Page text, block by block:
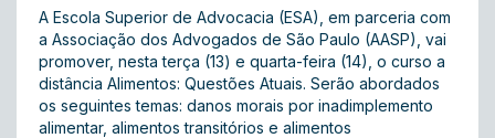
A Escola Superior de Advocacia (ESA), em parceria com
a Associação dos Advogados de São Paulo (AASP), vai
promover, nesta terça (13) e quarta-feira (14), o curso a
distância Alimentos: Questões Atuais. Serão abordados
os seguintes temas: danos morais por inadimplemento
alimentar, alimentos transitórios e alimentos